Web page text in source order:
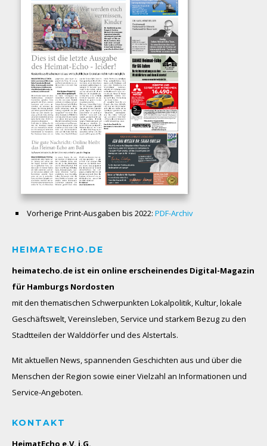
Vorherige Print-Ausgaben bis 2022: PDF-Archiv
HEIMATECHO.DE
heimatecho.de ist ein online erscheinendes Digital-Magazin
für Hamburgs Nordosten
mit den thematischen Schwerpunkten Lokalpolitik, Kultur, lokale
Geschäftswelt, Vereinsleben, Service und starkem Bezug zu den
Stadtteilen der Walddörfer und des Alstertals.
Mit aktuellen News, spannenden Geschichten aus und über die
Menschen der Region sowie einer Vielzahl an Informationen und
Service-Angeboten.
KONTAKT
HeimatEcho e.V. i.G.